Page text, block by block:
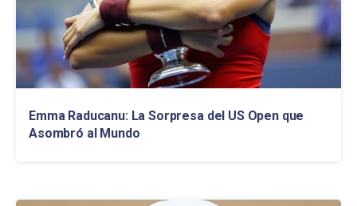
Emma Raducanu: La Sorpresa del US Open que
Asombró al Mundo